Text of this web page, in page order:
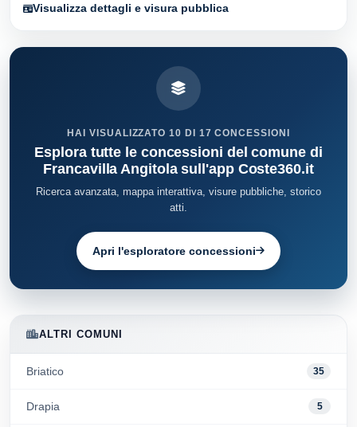
ALTRI COMUNI
Briatico 35
Drapia 5
Visualizza dettagli e visura pubblica
HAI VISUALIZZATO 10 DI 17 CONCESSIONI
Esplora tutte le concessioni del comune di
Francavilla Angitola sull'app Coste360.it
Ricerca avanzata, mappa interattiva, visure pubbliche, storico
atti.
Apri l'esploratore concessioni